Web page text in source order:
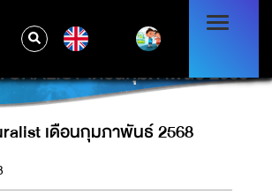
เดือนกุมภาพันธ์ 2568
เดือนกุมภาพันธ์ 2568